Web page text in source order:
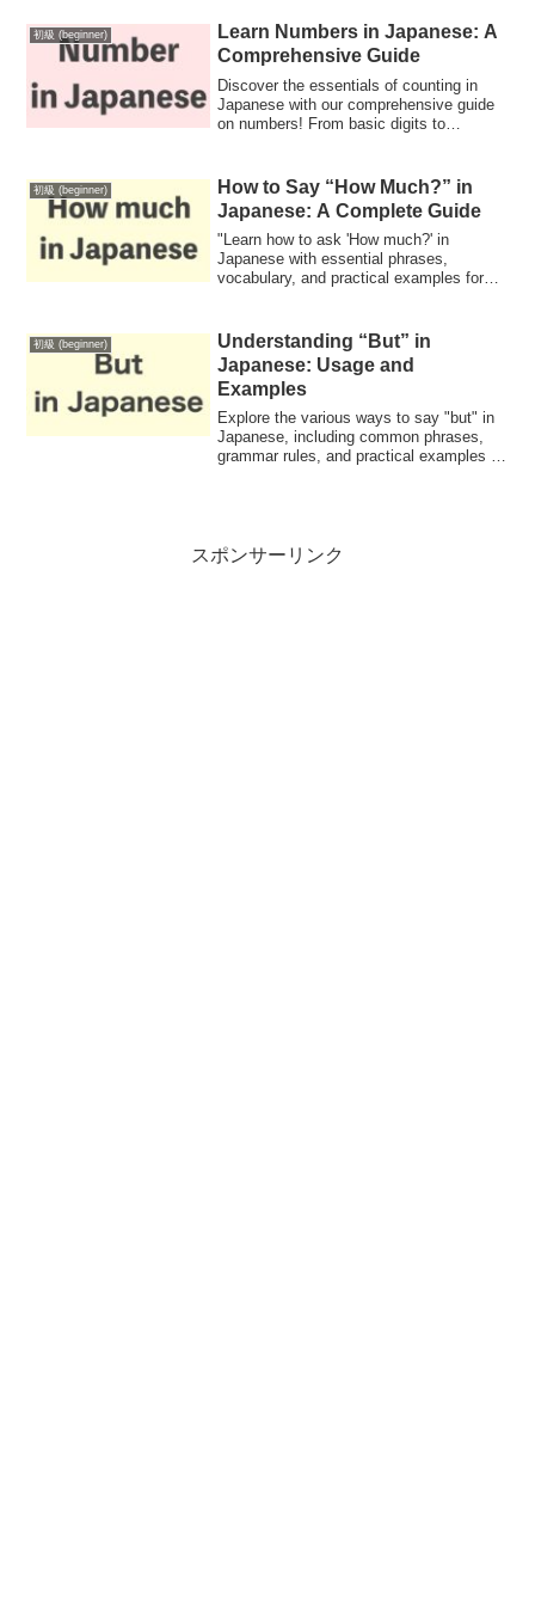
初級 (beginner)
Learn Numbers in Japanese: A
Comprehensive Guide
Discover the essentials of counting in
Japanese with our comprehensive guide
on numbers! From basic digits to
enhance your language skills. Perfect for
beginners and anyone looking to
strengthen their Japanese proficiency!
初級 (beginner)
How to Say “How Much?” in
Japanese: A Complete Guide
"Learn how to ask 'How much?' in
Japanese with essential phrases,
vocabulary, and practical examples for
初級 (beginner)
Understanding “But” in
Japanese: Usage and
Examples
Explore the various ways to say "but" in
Japanese, including common phrases,
grammar rules, and practical examples to
スポンサーリンク